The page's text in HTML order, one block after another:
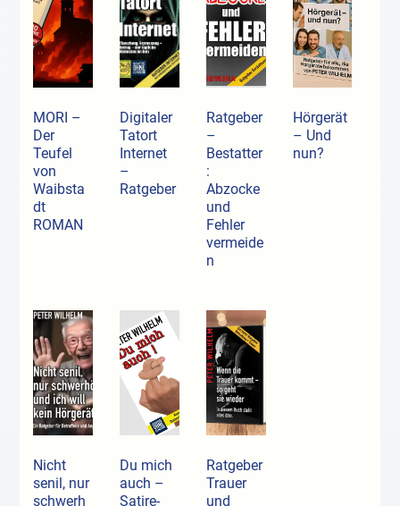
MORI –
Der
Teufel
von
Waibsta
dt
ROMAN
Digitaler
Tatort
Internet
–
Ratgeber
Ratgeber
–
Bestatter
:
Abzocke
und
Fehler
vermeide
n
Hörgerät
– Und
nun?
Nicht
senil, nur
schwerh
Du mich
auch –
Satire-
Ratgeber
Trauer
und